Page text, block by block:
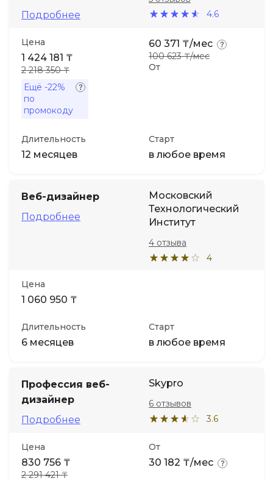
Подробнее
4.6
Цена
1 424 181 ₸
2 218 350 ₸
Ещё -22%
по
промокоду
От
60 371 ₸/мес
100 623 ₸/мес
Длительность
12 месяцев
Старт
в любое время
Веб-дизайнер
Подробнее
Московский
Технологический
Институт
4
4 отзыва
Цена
1 060 950 ₸
Длительность
6 месяцев
Старт
в любое время
Профессия веб-
дизайнер
Подробнее
Skypro
3.6
6 отзывов
Цена
830 756 ₸
2 291 421 ₸
От
30 182 ₸/мес